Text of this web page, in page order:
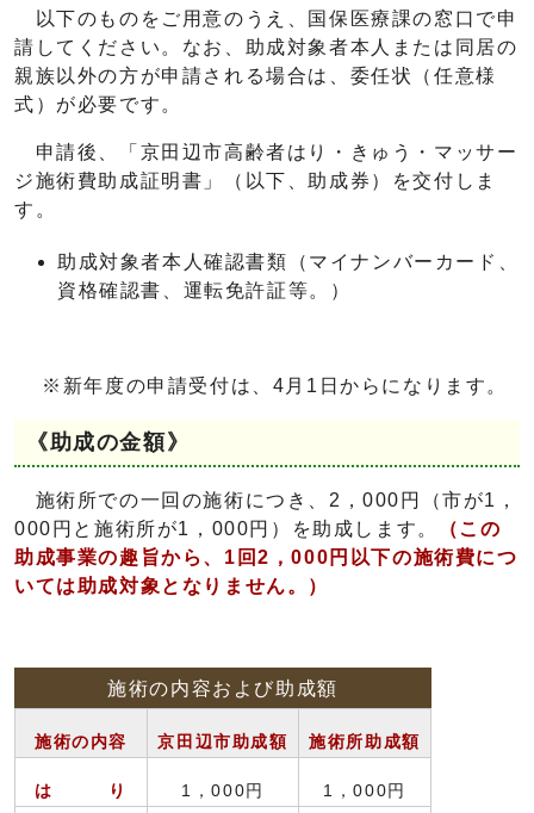
以下のものをご用意のうえ、国保医療課の窓口で申
請してください。なお、助成対象者本人または同居の
親族以外の方が申請される場合は、委任状（任意様
式）が必要です。
申請後、「京田辺市高齢者はり・きゅう・マッサー
ジ施術費助成証明書」（以下、助成券）を交付しま
す。
助成対象者本人確認書類（マイナンバーカード、
資格確認書、運転免許証等。）
※新年度の申請受付は、4月1日からになります。
《助成の金額》
施術所での一回の施術につき、2，000円（市が1，
000円と施術所が1，000円）を助成します。
（この
助成事業の趣旨から、1回2，000円以下の施術費につ
いては助成対象となりません。）
施術の内容および助成額
施術の内容 京田辺市助成額 施術所助成額
は り 1，000円 1，000円